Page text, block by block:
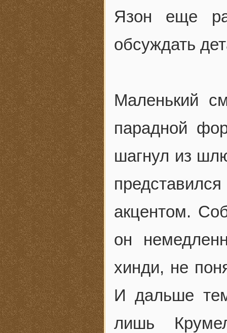
Язон еще
обсуждать
Маленький
парадной
шагнул из
акцентом.
он
хинди, не
И дальше
лишь